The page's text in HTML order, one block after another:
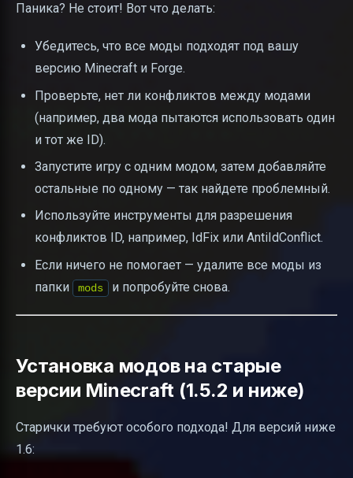
Паника? Не стоит! Вот что делать:
Убедитесь, что все моды подходят под вашу
версию Minecraft и Forge.
Проверьте, нет ли конфликтов между модами
(например, два мода пытаются использовать один
и тот же ID).
Запустите игру с одним модом, затем добавляйте
остальные по одному — так найдете проблемный.
Используйте инструменты для разрешения
конфликтов ID, например, IdFix или AntiIdConflict.
Если ничего не помогает — удалите все моды из
папки
mods и попробуйте снова.
Установка модов на старые
версии Minecraft (1.5.2 и ниже)
Старички требуют особого подхода! Для версий ниже
1.6: